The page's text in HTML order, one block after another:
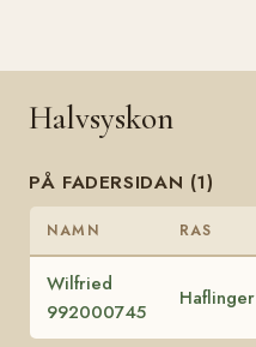
Halvsyskon
PÅ FADERSIDAN (1)
NAMN RAS
Wilfried
992000745
Haflinger